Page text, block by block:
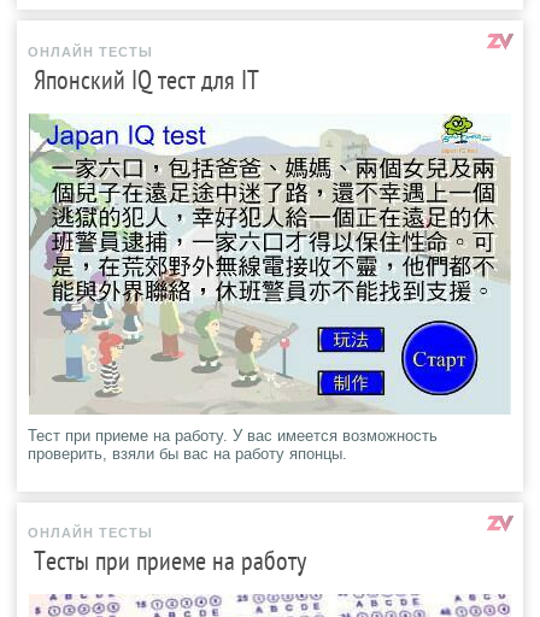
ОНЛАЙН ТЕСТЫ
Японский IQ тест для IT
Тест при приеме на работу. У вас имеется возможность
проверить, взяли бы вас на работу японцы.
ОНЛАЙН ТЕСТЫ
Тесты при приеме на работу